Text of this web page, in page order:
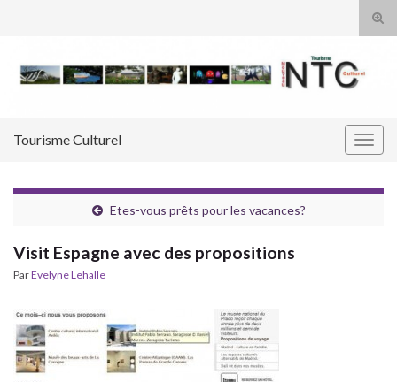
Tourisme Culturel
Etes-vous prêts pour les vacances?
Visit Espagne avec des propositions
ParEvelyne Lehalle